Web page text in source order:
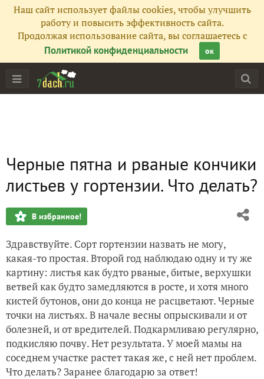
Наш сайт использует файлы cookies, чтобы улучшить
работу и повысить эффективность сайта.
Продолжая использование сайта, вы соглашаетесь с
Политикой конфиденциальности
ок
Черные пятна и рваные кончики
листьев у гортензии. Что делать?
В избранное!
Здравствуйте. Сорт гортензии назвать не могу,
какая-то простая. Второй год наблюдаю одну и ту же
картину: листья как будто рваные, битые, верхушки
ветвей как будто замедляются в росте, и хотя много
кистей бутонов, они до конца не расцветают. Черные
точки на листьях. В начале весны опрыскивали и от
болезней, и от вредителей. Подкармливаю регулярно,
подкисляю почву. Нет результата. У моей мамы на
соседнем участке растет такая же, с ней нет проблем.
Что делать? Заранее благодарю за ответ!